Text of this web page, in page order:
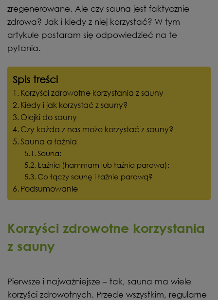
zregenerowane. Ale czy sauna jest faktycznie
zdrowa? Jak i kiedy z niej korzystać? W tym
artykule postaram się odpowiedzieć na te
pytania.
Spis treści
Korzyści zdrowotne korzystania z sauny
Kiedy i jak korzystać z sauny?
Olejki do sauny
Czy każda z nas może korzystać z sauny?
Sauna a łaźnia
Sauna:
Łaźnia (hammam lub łaźnia parowa):
Co łączy saunę i łaźnie parową?
Podsumowanie
Korzyści zdrowotne korzystania
z sauny
Pierwsze i najważniejsze – tak, sauna ma wiele
korzyści zdrowotnych. Przede wszystkim, regularne